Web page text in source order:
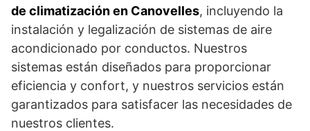
de climatización en Canovelles, incluyendo la
instalación y legalización de sistemas de aire
acondicionado por conductos. Nuestros
sistemas están diseñados para proporcionar
eficiencia y confort, y nuestros servicios están
garantizados para satisfacer las necesidades de
nuestros clientes.